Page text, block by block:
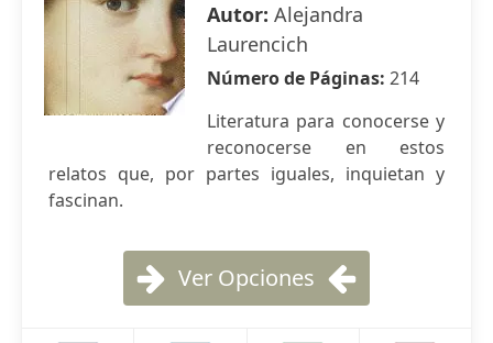
Autor: Alejandra
Laurencich
Número de Páginas: 214
Literatura para conocerse y
reconocerse en estos
relatos que, por partes iguales, inquietan y
fascinan.
Ver Opciones